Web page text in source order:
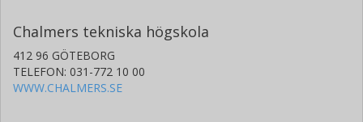
Chalmers tekniska högskola
412 96 GÖTEBORG
TELEFON: 031-772 10 00
WWW.CHALMERS.SE